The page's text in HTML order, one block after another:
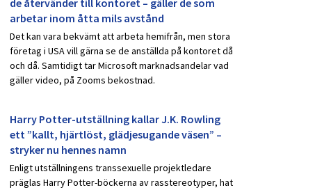
de återvänder till kontoret – gäller de som
arbetar inom åtta mils avstånd
Det kan vara bekvämt att arbeta hemifrån, men stora
företag i USA vill gärna se de anställda på kontoret då
och då. Samtidigt tar Microsoft marknadsandelar vad
gäller video, på Zooms bekostnad.
Harry Potter-utställning kallar J.K. Rowling
ett ”kallt, hjärtlöst, glädjesugande väsen” –
stryker nu hennes namn
Enligt utställningens transsexuelle projektledare
präglas Harry Potter-böckerna av rasstereotyper, hat